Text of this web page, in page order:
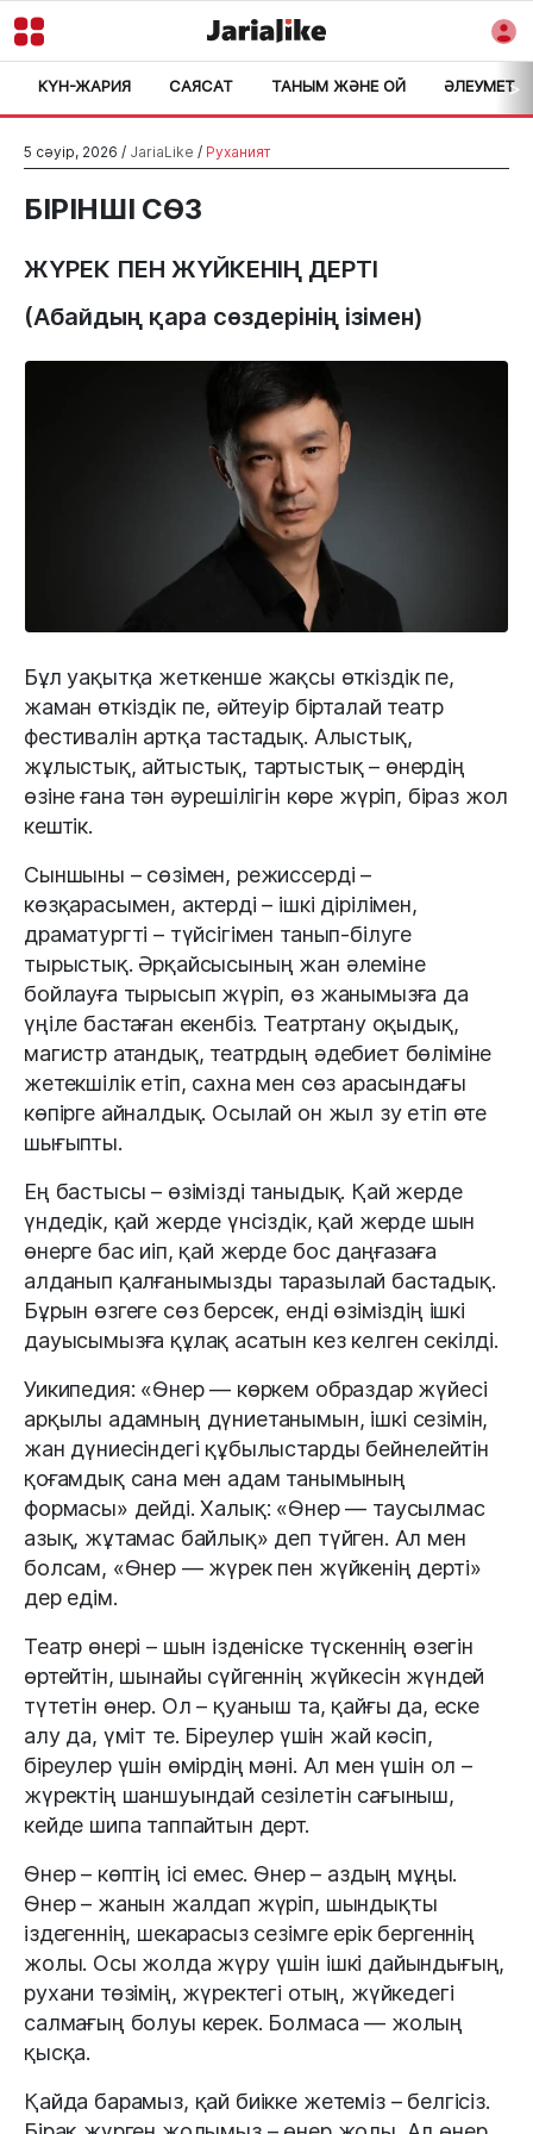
КҮН-ЖАРИЯ САЯСАТ ТАНЫМ ЖӘНЕ ОЙ ӘЛЕУМЕТ>
5 сәуір, 2026 / JariaLike / Руханият
БІРІНШІ СӨЗ
ЖҮРЕК ПЕН ЖҮЙКЕНІҢ ДЕРТІ
(Абайдың қара сөздерінің ізімен)
Бұл уақытқа жеткенше жақсы өткіздік пе,
жаман өткіздік пе, әйтеуір бірталай театр
фестивалін артқа тастадық. Алыстық,
жұлыстық, айтыстық, тартыстық – өнердің
өзіне ғана тән әурешілігін көре жүріп, біраз жол
кештік.
Сыншыны – сөзімен, режиссерді –
көзқарасымен, актерді – ішкі дірілімен,
драматургті – түйсігімен танып-білуге
тырыстық. Әрқайсысының жан әлеміне
бойлауға тырысып жүріп, өз жанымызға да
үңіле бастаған екенбіз. Театртану оқыдық,
магистр атандық, театрдың әдебиет бөліміне
жетекшілік етіп, сахна мен сөз арасындағы
көпірге айналдық. Осылай он жыл зу етіп өте
шығыпты.
Ең бастысы – өзімізді таныдық. Қай жерде
үндедік, қай жерде үнсіздік, қай жерде шын
өнерге бас иіп, қай жерде бос даңғазаға
алданып қалғанымызды таразылай бастадық.
Бұрын өзгеге сөз берсек, енді өзіміздің ішкі
дауысымызға құлақ асатын кез келген секілді.
Уикипедия: «Өнер — көркем образдар жүйесі
арқылы адамның дүниетанымын, ішкі сезімін,
жан дүниесіндегі құбылыстарды бейнелейтін
қоғамдық сана мен адам танымының
формасы» дейді. Халық: «Өнер — таусылмас
азық, жұтамас байлық» деп түйген. Ал мен
болсам, «Өнер — жүрек пен жүйкенің дерті»
дер едім.
Театр өнері – шын ізденіске түскеннің өзегін
өртейтін, шынайы сүйгеннің жүйкесін жүндей
түтетін өнер. Ол – қуаныш та, қайғы да, еске
алу да, үміт те. Біреулер үшін жай кәсіп,
біреулер үшін өмірдің мәні. Ал мен үшін ол –
жүректің шаншуындай сезілетін сағыныш,
кейде шипа таппайтын дерт.
Өнер – көптің ісі емес. Өнер – аздың мұңы.
Өнер – жанын жалдап жүріп, шындықты
іздегеннің, шекарасыз сезімге ерік бергеннің
жолы. Осы жолда жүру үшін ішкі дайындығың,
рухани төзімің, жүректегі отың, жүйкедегі
салмағың болуы керек. Болмаса — жолың
қысқа.
Қайда барамыз, қай биікке жетеміз – белгісіз.